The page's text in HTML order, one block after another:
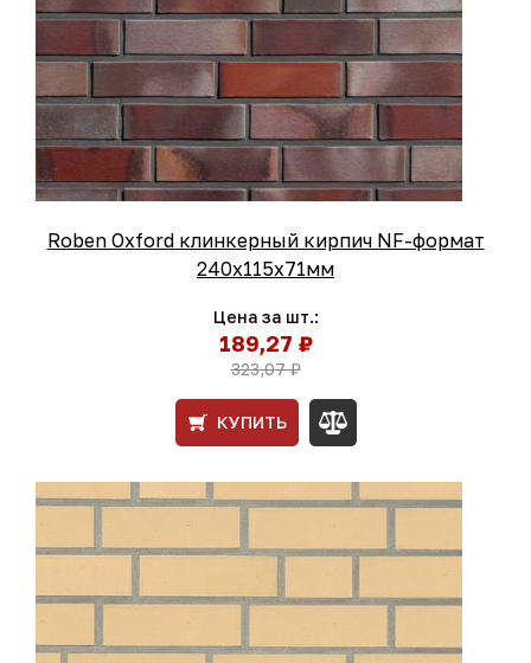
Roben Oxford клинкерный кирпич NF-формат
240x115x71мм
Цена за шт.:
189,27 ₽
323,07 ₽
КУПИТЬ